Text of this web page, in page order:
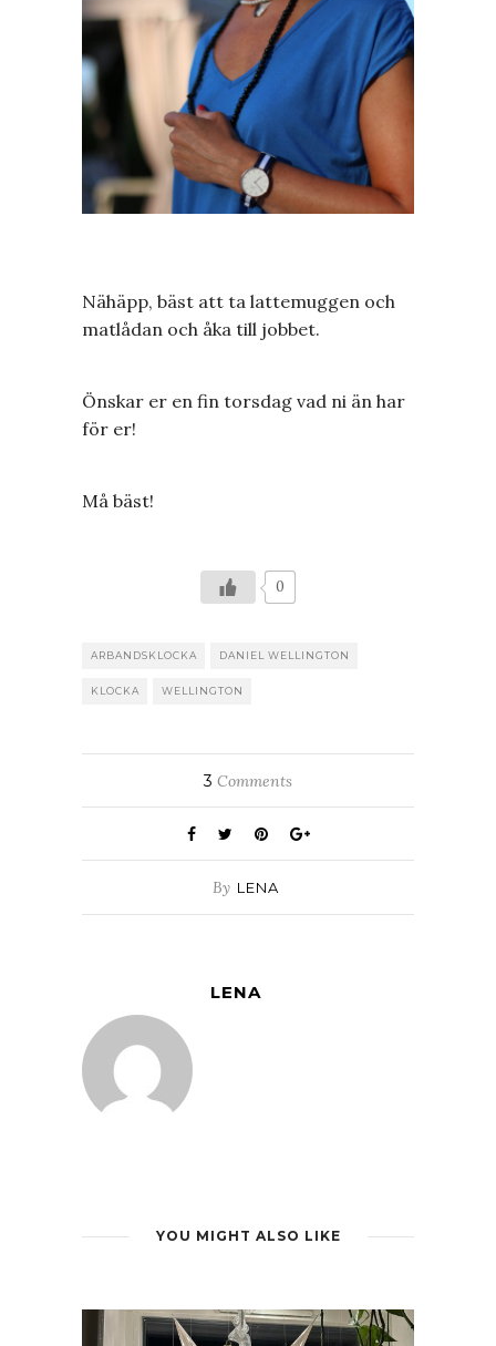
Nähäpp, bäst att ta lattemuggen och
matlådan och åka till jobbet.
Önskar er en fin torsdag vad ni än har
för er!
Må bäst!
0
ARBANDSKLOCKA DANIEL WELLINGTON
KLOCKA WELLINGTON
3 Comments
By LENA
LENA
YOU MIGHT ALSO LIKE